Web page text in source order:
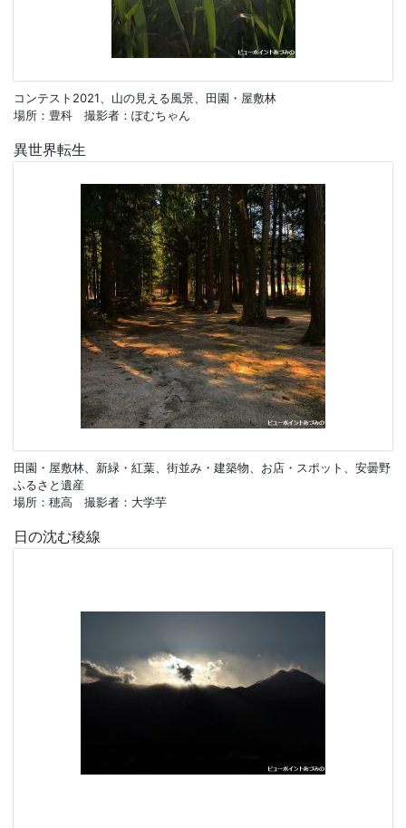
コンテスト2021、山の見える風景、田園・屋敷林
場所：豊科 撮影者：ぽむちゃん
異世界転生
田園・屋敷林、新緑・紅葉、街並み・建築物、お店・スポット、安曇野
ふるさと遺産
場所：穂高 撮影者：大学芋
日の沈む稜線